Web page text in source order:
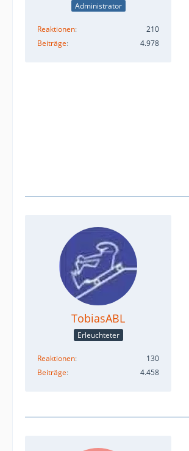
Administrator
Reaktionen
210
Beiträge
4.978
TobiasABL
Erleuchteter
Reaktionen
130
Beiträge
4.458